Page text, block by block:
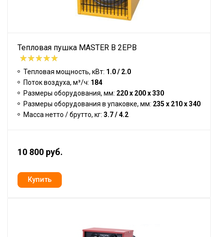
Тепловая пушка MASTER B 2EPB
Тепловая мощность, кВт: 1.0 / 2.0
Поток воздуха, м³/ч: 184
Размеры оборудования, мм: 220 x 200 x 330
Размеры оборудования в упаковке, мм: 235 x 210 x 340
Масса нетто / брутто, кг: 3.7 / 4.2
10 800 руб.